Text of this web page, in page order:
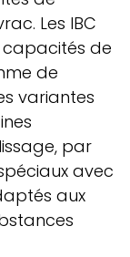
Les IBC
de
de
variantes
par
avec
aux